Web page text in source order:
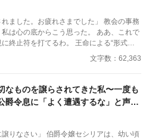
た。お疲れさまでした」 教会の事務
底からこう思った。 ああ、これで
打てるわ。 王命による“形式結
手紙もなし、戦地から帰ってきたという
文字数：62,363
なものを譲らされてきた私〜一度も
爵令息に「よく遭遇するな」と声を
嬢セシリアは、幼い頃